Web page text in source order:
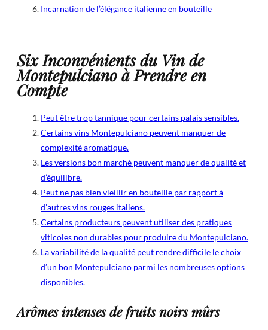
Incarnation de l’élégance italienne en bouteille
Six Inconvénients du Vin de
Montepulciano à Prendre en
Compte
Peut être trop tannique pour certains palais sensibles.
Certains vins Montepulciano peuvent manquer de
complexité aromatique.
Les versions bon marché peuvent manquer de qualité et
d’équilibre.
Peut ne pas bien vieillir en bouteille par rapport à
d’autres vins rouges italiens.
Certains producteurs peuvent utiliser des pratiques
viticoles non durables pour produire du Montepulciano.
La variabilité de la qualité peut rendre difficile le choix
d’un bon Montepulciano parmi les nombreuses options
disponibles.
Arômes intenses de fruits noirs mûrs